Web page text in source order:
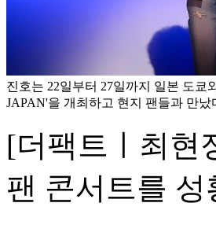
진호는 22일부터 27일까지 일본 도
JAPAN'을 개최하고 현지 팬들과 만났
[더팩트ㅣ최현
팬 콘서트를